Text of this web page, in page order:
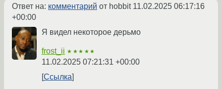
Ответ на: комментарий от hobbit 11.02.2025 06:17:16
+00:00
Я видел некоторое дерьмо
frost_ii ★★★★★
11.02.2025 07:21:31 +00:00
Ссылка